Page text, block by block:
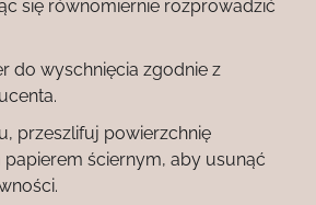
się równomiernie rozprowadzić
do wyschnięcia zgodnie z
przeszlifuj powierzchnię
ściernym, aby usunąć